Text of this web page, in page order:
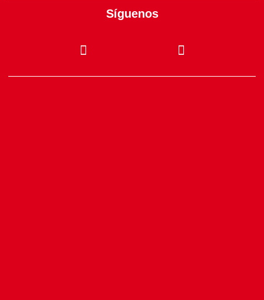
Síguenos